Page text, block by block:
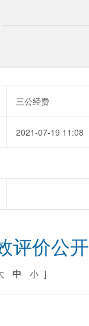
三公经费
2021-07-19 11:08
评价公开
中 小 ]